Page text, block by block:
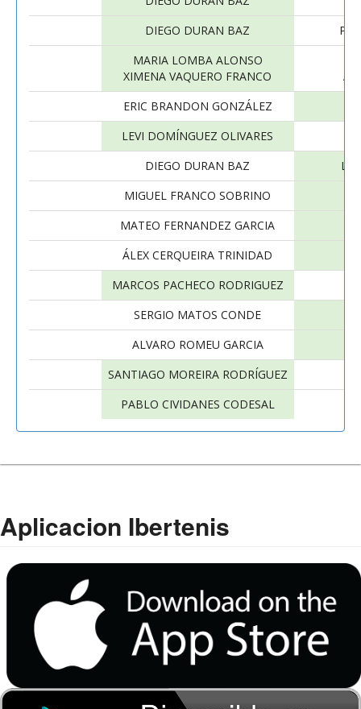
DIEGO DURAN BAZ
MARIA LOMBA ALONSO
XIMENA VAQUERO FRANCO
ERIC BRANDON GONZÁLEZ
LEVI DOMÍNGUEZ OLIVARES
DIEGO DURAN BAZ
MIGUEL FRANCO SOBRINO
MATEO FERNANDEZ GARCIA
ÁLEX CERQUEIRA TRINIDAD
MARCOS PACHECO RODRIGUEZ
SERGIO MATOS CONDE
ALVARO ROMEU GARCIA
SANTIAGO MOREIRA RODRÍGUEZ
PABLO CIVIDANES CODESAL
Aplicacion Ibertenis